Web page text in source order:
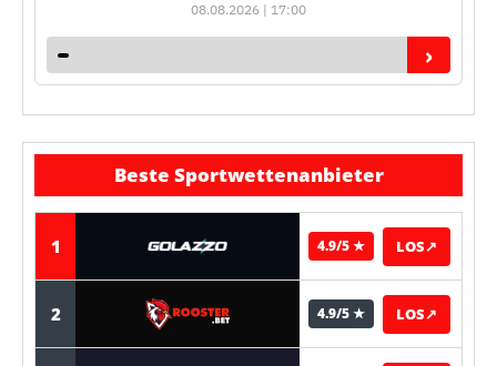
08.08.2026 | 17:00
›
Beste Sportwettenanbieter
1 4.9/5 ★ LOS↗
2 4.9/5 ★ LOS↗